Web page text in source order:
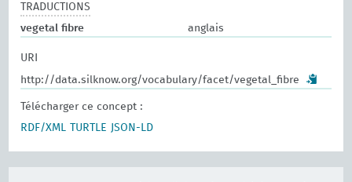
TRADUCTIONS
vegetal fibre
anglais
URI
http://data.silknow.org/vocabulary/facet/vegetal_fibre
Télécharger ce concept :
RDF/XML
TURTLE JSON-LD